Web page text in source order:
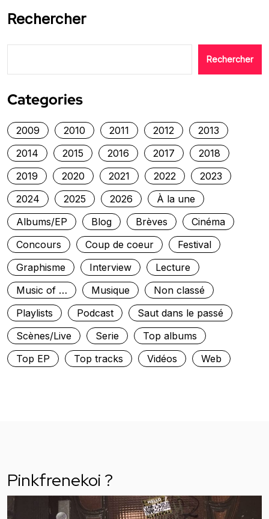
Rechercher
Rechercher
Categories
2009 2010 2011 2012
2013
2014
2015 2016 2017
2018
2019
2020 2021 2022
2023
2024
2025 2026
À la une
Albums/EP
Blog Brèves
Cinéma
Concours
Coup de coeur
Festival
Graphisme
Interview
Lecture
Music of …
Musique
Non classé
Playlists
Podcast
Saut dans le passé
Scènes/Live
Serie
Top albums
Top EP
Top tracks Vidéos Web
Pinkfrenekoi ?